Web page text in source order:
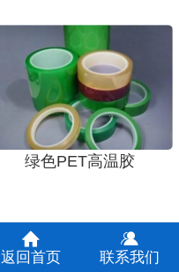
绿色PET高温胶
返回首页 联系我们